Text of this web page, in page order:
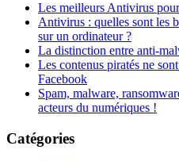
Les meilleurs Antivirus
Antivirus : quelles sont les
sur un ordinateur ?
La distinction entre anti-
Les contenus piratés ne
Facebook
Spam, malware,
acteurs du numériques !
Catégories